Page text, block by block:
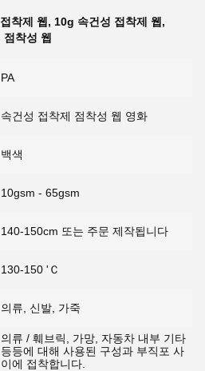
착제 웹, 10g 속건성 접착제 웹,
점착성 웹
PA
속건성 접착제 점착성 웹 영화
백색
10gsm - 65gsm
140-150cm 또는 주문 제작됩니다
130-150 'Ｃ
의류, 신발, 가죽
의류 / 훼브릭, 가망, 자동차 내부 기타
등등에 대해 사용된 구성과 부직포 사
이에 접착합니다.